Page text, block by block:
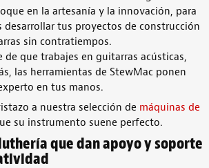
en la artesanía y la innovación, para
desarrollar tus proyectos de construcción
sin contratiempos.
que trabajes en guitarras acústicas,
las herramientas de StewMac ponen
en tus manos.
a nuestra selección de máquinas de
su instrumento suene perfecto.
que dan apoyo y soporte